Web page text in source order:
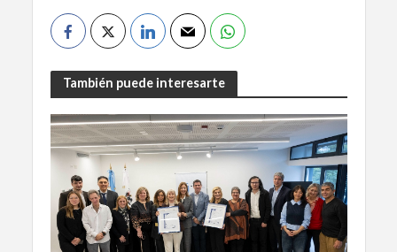
También puede interesarte